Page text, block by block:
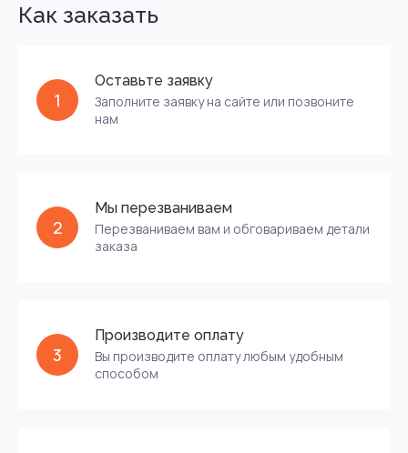
Как заказать
1
Оставьте заявку
Заполните заявку на сайте или позвоните
нам
2
Мы перезваниваем
Перезваниваем вам и обговариваем детали
заказа
3
Производите оплату
Вы производите оплату любым удобным
способом